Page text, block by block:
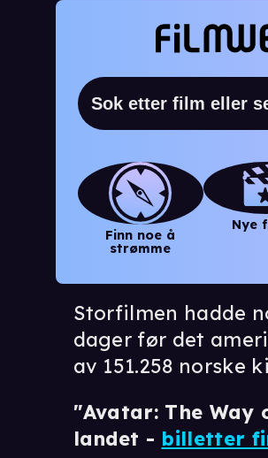
Finn noe å
strømme
Nye
Storfilmen hadde
dager før det
av 151.258 norske
"Avatar: The Way
landet - billetter